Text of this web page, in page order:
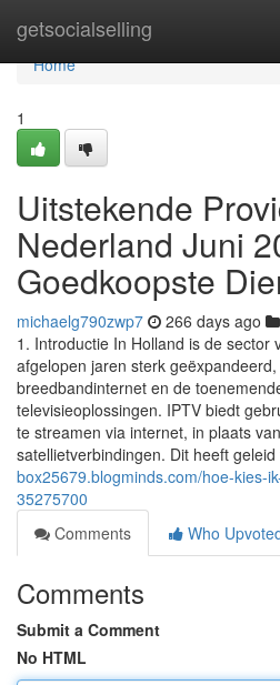
getsocialselling
Home
Home
1
Uitstekende
Nederland Juni
Goedkoopste
michaelg790zwp7 266 days ago
1. Introductie In Holland is de sector
afgelopen jaren sterk
breedbandinternet en de
televisieoplossingen. IPTV biedt
te streamen via internet, in plaats
satellietverbindingen. Dit heeft geleid
box25679.blogminds.com/hoe-kies-
35275700
Comments
Who
Comments
Submit a Comment
No HTML